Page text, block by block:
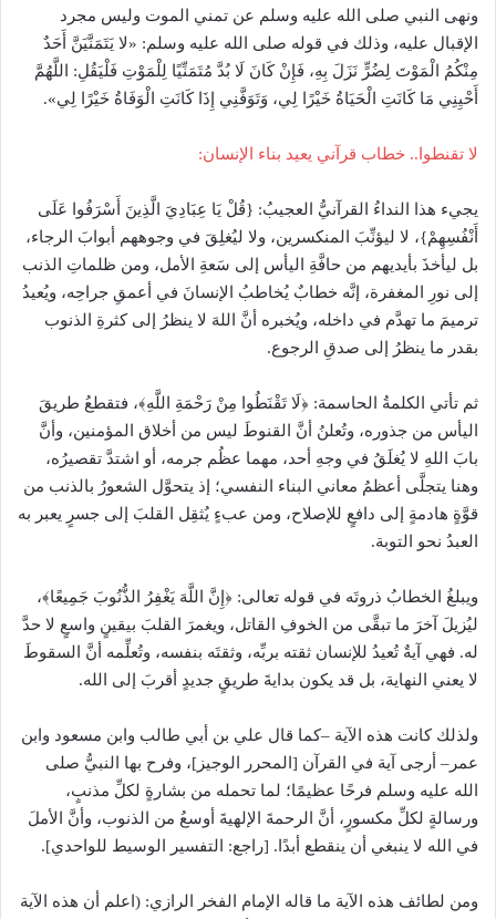
ونهى النبي صلى الله عليه وسلم عن تمني الموت وليس مجرد
الإقبال عليه، وذلك في قوله صلى الله عليه وسلم: «لا يَتَمَنَّيَنَّ أَحَدٌ
مِنْكُمُ ‌الْمَوْتَ ‌لِضُرٍّ نَزَلَ بِهِ، فَإِنْ كَانَ لَا بُدَّ مُتَمَنِّيًا لِلْمَوْتِ فَلْيَقُلِ: اللَّهُمَّ
أَحْيِنِي مَا كَانَتِ الْحَيَاةُ خَيْرًا لِي، وَتَوَفَّنِي إِذَا كَانَتِ الْوَفَاةُ خَيْرًا لِي».
لا تقنطوا.. خطاب قرآني يعيد بناء الإنسان:
يجيء هذا النداءُ القرآنيُّ العجيبُ: {قُلْ يَا عِبَادِيَ الَّذِينَ أَسْرَفُوا عَلَى
أَنْفُسِهِمْ}، لا ليؤنِّبَ المنكسرين، ولا ليُغلِقَ في وجوههم أبوابَ الرجاء،
بل ليأخذَ بأيديهم من حافَّةِ اليأس إلى سَعةِ الأمل، ومن ظلماتِ الذنب
إلى نورِ المغفرة، إنَّه خطابٌ يُخاطبُ الإنسانَ في أعمقِ جراحِه، ويُعيدُ
ترميمَ ما تهدَّم في داخله، ويُخبره أنَّ اللهَ لا ينظرُ إلى كثرةِ الذنوب
بقدر ما ينظرُ إلى صدقِ الرجوع.
ثم تأتي الكلمةُ الحاسمة: ﴿لَا تَقْنَطُوا مِنْ رَحْمَةِ اللَّهِ﴾، فتقطعُ طريقَ
اليأس من جذوره، وتُعلنُ أنَّ القنوطَ ليس من أخلاق المؤمنين، وأنَّ
بابَ اللهِ لا يُغلَقُ في وجهِ أحد، مهما عظُم جرمه، أو اشتدَّ تقصيرُه،
وهنا يتجلَّى أعظمُ معاني البناء النفسي؛ إذ يتحوَّل الشعورُ بالذنب من
قوَّةٍ هادمةٍ إلى دافعٍ للإصلاح، ومن عبءٍ يُثقِل القلبَ إلى جسرٍ يعبر به
العبدُ نحو التوبة.
ويبلغُ الخطابُ ذروتَه في قوله تعالى: ﴿إِنَّ اللَّهَ يَغْفِرُ الذُّنُوبَ جَمِيعًا﴾،
ليُزيلَ آخرَ ما تبقَّى من الخوفِ القاتل، ويغمرَ القلبَ بيقينٍ واسعٍ لا حدَّ
له. فهي آيةٌ تُعيدُ للإنسان ثقته بربِّه، وثقتَه بنفسه، وتُعلِّمه أنَّ السقوطَ
لا يعني النهاية، بل قد يكون بدايةَ طريقٍ جديدٍ أقربَ إلى الله.
ولذلك كانت هذه الآية –كما قال علي بن أبي طالب وابن مسعود وابن
عمر– أرجى آية في القرآن [المحرر الوجيز]، وفرح بها النبيُّ صلى
الله عليه وسلم فرحًا عظيمًا؛ لما تحمله من بشارةٍ لكلِّ مذنبٍ،
ورسالةٍ لكلِّ مكسورٍ، أنَّ الرحمةَ الإلهيةَ أوسعُ من الذنوب، وأنَّ الأملَ
في الله لا ينبغي أن ينقطع أبدًا. [راجع: التفسير الوسيط للواحدي].
ومن لطائف هذه الآية ما قاله الإمام الفخر الرازي: (اعلم أن هذه الآية